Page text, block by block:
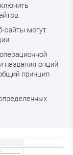
сайты могут
названия опций
принцип